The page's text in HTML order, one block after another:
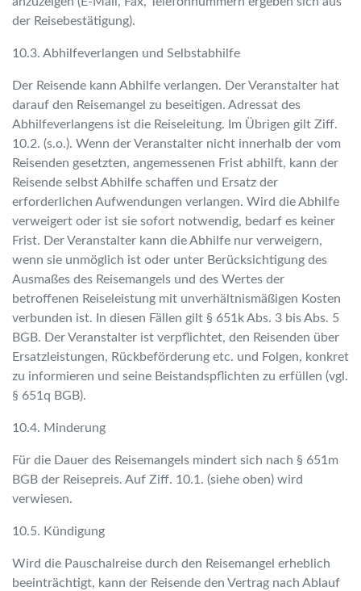
der Reisebestätigung).
10.3. Abhilfeverlangen und Selbstabhilfe
Der Reisende kann Abhilfe verlangen. Der Veranstalter hat
darauf den Reisemangel zu beseitigen. Adressat des
Abhilfeverlangens ist die Reiseleitung. Im Übrigen gilt Ziff.
10.2. (s.o.). Wenn der Veranstalter nicht innerhalb der vom
Reisenden gesetzten, angemessenen Frist abhilft, kann der
Reisende selbst Abhilfe schaffen und Ersatz der
erforderlichen Aufwendungen verlangen. Wird die Abhilfe
verweigert oder ist sie sofort notwendig, bedarf es keiner
Frist. Der Veranstalter kann die Abhilfe nur verweigern,
wenn sie unmöglich ist oder unter Berücksichtigung des
Ausmaßes des Reisemangels und des Wertes der
betroffenen Reiseleistung mit unverhältnismäßigen Kosten
verbunden ist. In diesen Fällen gilt § 651k Abs. 3 bis Abs. 5
BGB. Der Veranstalter ist verpflichtet, den Reisenden über
Ersatzleistungen, Rückbeförderung etc. und Folgen, konkret
zu informieren und seine Beistandspflichten zu erfüllen (vgl.
§ 651q BGB).
10.4. Minderung
Für die Dauer des Reisemangels mindert sich nach § 651m
BGB der Reisepreis. Auf Ziff. 10.1. (siehe oben) wird
verwiesen.
10.5. Kündigung
Wird die Pauschalreise durch den Reisemangel erheblich
beeinträchtigt, kann der Reisende den Vertrag nach Ablauf